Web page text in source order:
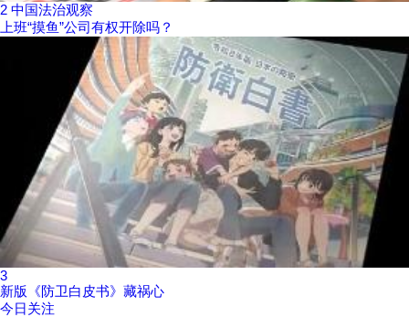
2 中国法治观察
上班“摸鱼”公司有权开除吗？
3
新版《防卫白皮书》藏祸心
今日关注